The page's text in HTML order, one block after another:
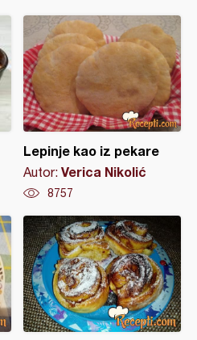
Lepinje kao iz pekare
Autor: Verica Nikolić
8757